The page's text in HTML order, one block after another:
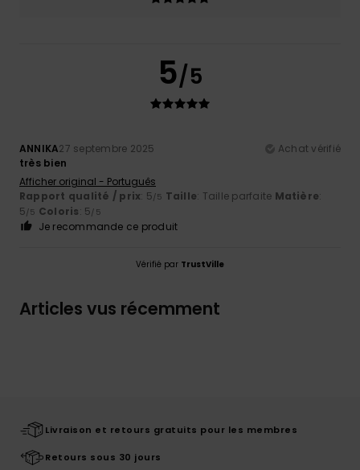
5/5
ANNIKA27 septembre 2025
Achat vérifié
très bien
Afficher original - Português
Rapport qualité / prix: 5/5 Taille: Taille parfaite Matière:
5/5 Coloris: 5/5
Je recommande ce produit
Vérifié par TrustVille
Articles vus récemment
Livraison et retours gratuits pour les membres
Retours sous 30 jours